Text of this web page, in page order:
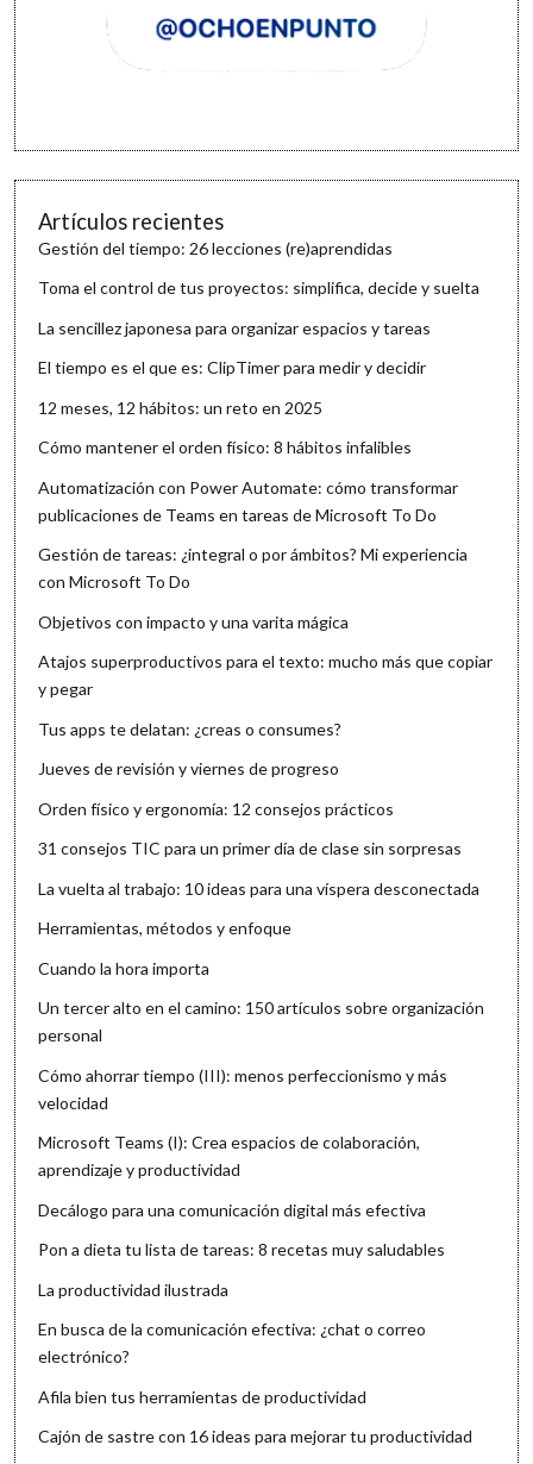
Artículos recientes
Gestión del tiempo: 26 lecciones (re)aprendidas
Toma el control de tus proyectos: simplifica, decide y suelta
La sencillez japonesa para organizar espacios y tareas
El tiempo es el que es: ClipTimer para medir y decidir
12 meses, 12 hábitos: un reto en 2025
Cómo mantener el orden físico: 8 hábitos infalibles
Automatización con Power Automate: cómo transformar
publicaciones de Teams en tareas de Microsoft To Do
Gestión de tareas: ¿integral o por ámbitos? Mi experiencia
con Microsoft To Do
Objetivos con impacto y una varita mágica
Atajos superproductivos para el texto: mucho más que copiar
y pegar
Tus apps te delatan: ¿creas o consumes?
Jueves de revisión y viernes de progreso
Orden físico y ergonomía: 12 consejos prácticos
31 consejos TIC para un primer día de clase sin sorpresas
La vuelta al trabajo: 10 ideas para una víspera desconectada
Herramientas, métodos y enfoque
Cuando la hora importa
Un tercer alto en el camino: 150 artículos sobre organización
personal
Cómo ahorrar tiempo (III): menos perfeccionismo y más
velocidad
Microsoft Teams (I): Crea espacios de colaboración,
aprendizaje y productividad
Decálogo para una comunicación digital más efectiva
Pon a dieta tu lista de tareas: 8 recetas muy saludables
La productividad ilustrada
En busca de la comunicación efectiva: ¿chat o correo
electrónico?
Afila bien tus herramientas de productividad
Cajón de sastre con 16 ideas para mejorar tu productividad